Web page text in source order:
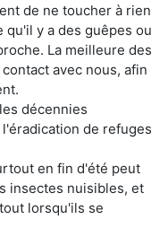
de ne toucher à rien
y a des guêpes ou
La meilleure des
avec nous, afin
décennies
de refuges
en fin d'été peut
insectes nuisibles, et
lorsqu'ils se